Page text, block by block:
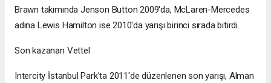
Brawn takımında Jenson Button 2009'da, McLaren-Mercedes
adına Lewis Hamilton ise 2010'da yarışı birinci sırada bitirdi.
Son kazanan Vettel
Intercity İstanbul Park'ta 2011'de düzenlenen son yarışı, Alman